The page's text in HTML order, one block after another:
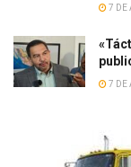
7 DE
7 DE